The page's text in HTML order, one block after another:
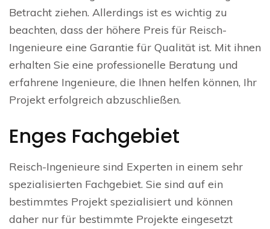
Betracht ziehen. Allerdings ist es wichtig zu
beachten, dass der höhere Preis für Reisch-
Ingenieure eine Garantie für Qualität ist. Mit ihnen
erhalten Sie eine professionelle Beratung und
erfahrene Ingenieure, die Ihnen helfen können, Ihr
Projekt erfolgreich abzuschließen.
Enges Fachgebiet
Reisch-Ingenieure sind Experten in einem sehr
spezialisierten Fachgebiet. Sie sind auf ein
bestimmtes Projekt spezialisiert und können
daher nur für bestimmte Projekte eingesetzt